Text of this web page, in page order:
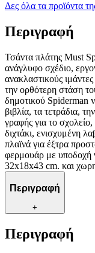
Δες όλα τα προϊόντα
Περιγραφή
Τσάντα πλάτης Must
ανάγλυφο σχέδιο,
ανακλαστικούς
την ορθότερη στάση
δημοτικού Spiderman
βιβλία, τα τετράδια,
γραφής για το
διχτάκι, ενισχυμένη
πλαϊνά για έξτρα
φερμουάρ με υποδοχή
32x18x43 cm. και
Περιγραφή
+
Περιγραφή